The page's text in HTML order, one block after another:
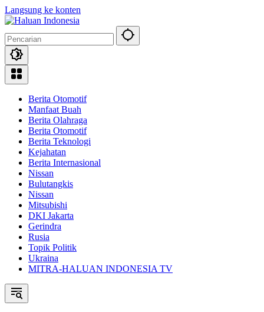
Langsung ke konten
Berita Otomotif
Manfaat Buah
Berita Olahraga
Berita Otomotif
Berita Teknologi
Kejahatan
Berita Internasional
Nissan
Bulutangkis
Nissan
Mitsubishi
DKI Jakarta
Gerindra
Rusia
Topik Politik
Ukraina
MITRA-HALUAN INDONESIA TV